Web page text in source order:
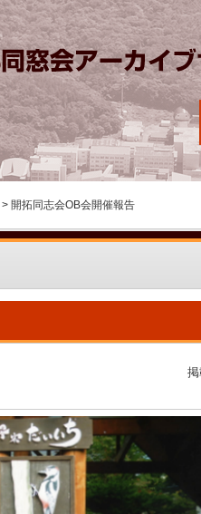
> 開拓同志会OB会開催報告
掲